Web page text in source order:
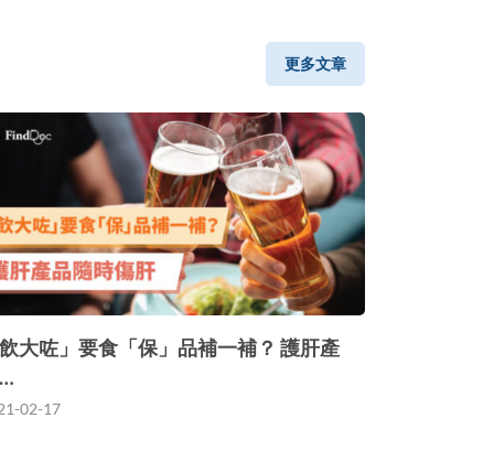
更多文章
大咗」要食「保」品補一補？ 護肝產
02-17